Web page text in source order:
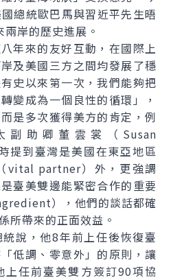
總統歐巴馬與習近平先生晤
岸的歷史進展。
來的友好互動，在國際上
及美國三方之間均發展了穩
史以來第一次，我們能夠把
變成為一個良性的循環」，
是多次獲得美方的肯定，例
副助卿董雲裳（ Susan
提到臺灣是美國在東亞地區
vital partner）外，更強調
臺美雙邊能緊密合作的重要
），他們的談話都確
所帶來的正面效益。
說，他8年前上任後恢復臺
低調、零意外」的原則，讓
上任前臺美雙方簽訂90項協